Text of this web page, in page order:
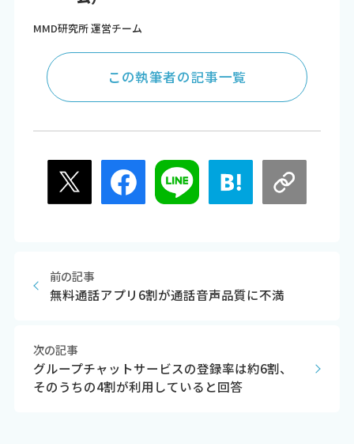
MMD研究所 運営チーム
この執筆者の記事一覧
前の記事
無料通話アプリ6割が通話音声品質に不満
次の記事
グループチャットサービスの登録率は約6割、
そのうちの4割が利用していると回答